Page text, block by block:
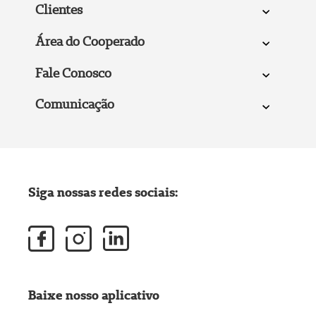
Clientes
Área do Cooperado
Fale Conosco
Comunicação
Siga nossas redes sociais:
Baixe nosso aplicativo